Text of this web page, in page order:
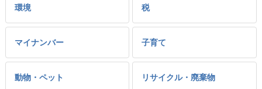
環境 税
マイナンバー 子育て
動物・ペット リサイクル・廃棄物